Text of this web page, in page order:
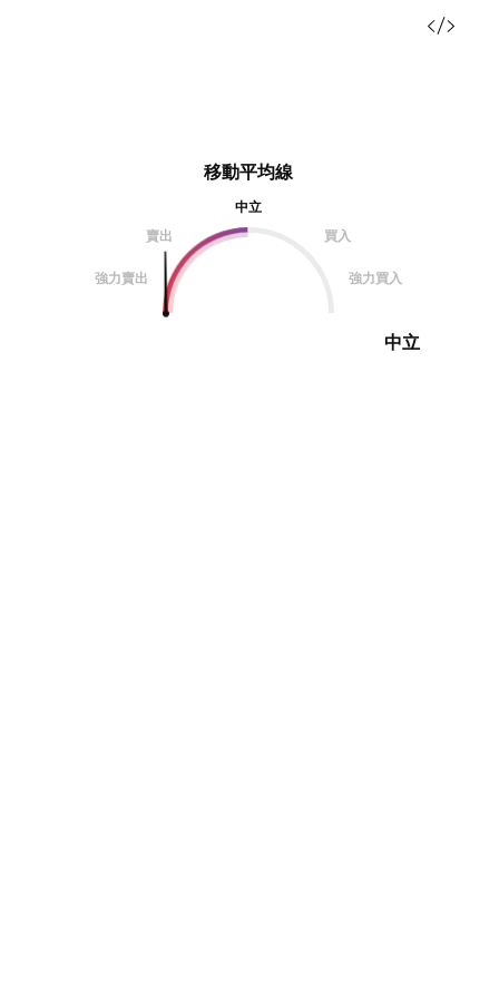
移動平均線
中立
賣出
買入
強力賣出 強力買入
中立